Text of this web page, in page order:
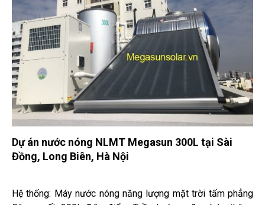
Dự án nước nóng NLMT Megasun 300L tại Sài
Đồng, Long Biên, Hà Nội
Hệ thống: Máy nước nóng năng lượng mặt trời tấm phẳng